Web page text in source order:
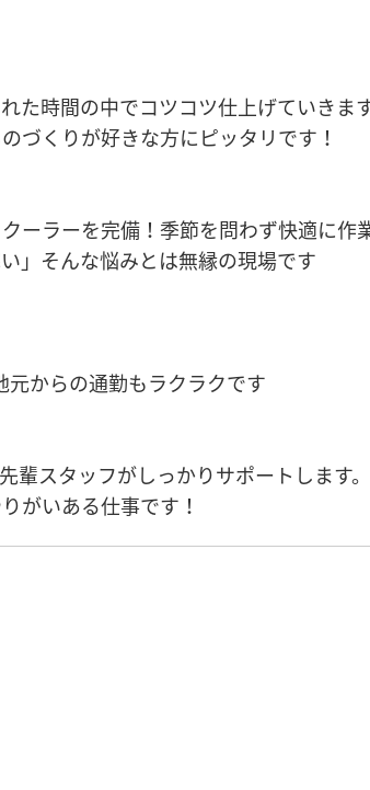
た時間の中でコツコツ仕上げていきます
づくりが好きな方にピッタリです！
ーラーを完備！季節を問わず快適に作
」そんな悩みとは無縁の現場です
元からの通勤もラクラクです
輩スタッフがしっかりサポートします。
がいある仕事です！